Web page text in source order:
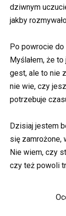
dziwnym
jakby
Po powrocie do
Myślałem, że
gest, ale to nie
nie wie, czy
potrzebuje
Dzisiaj jestem
się zamrożone,
Nie wiem, czy
czy też powoli